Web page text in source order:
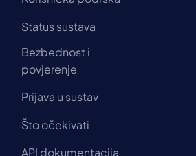
Status sustava
Bezbednost i
povjerenje
Prijava u sustav
Što očekivati
API dokumentacija